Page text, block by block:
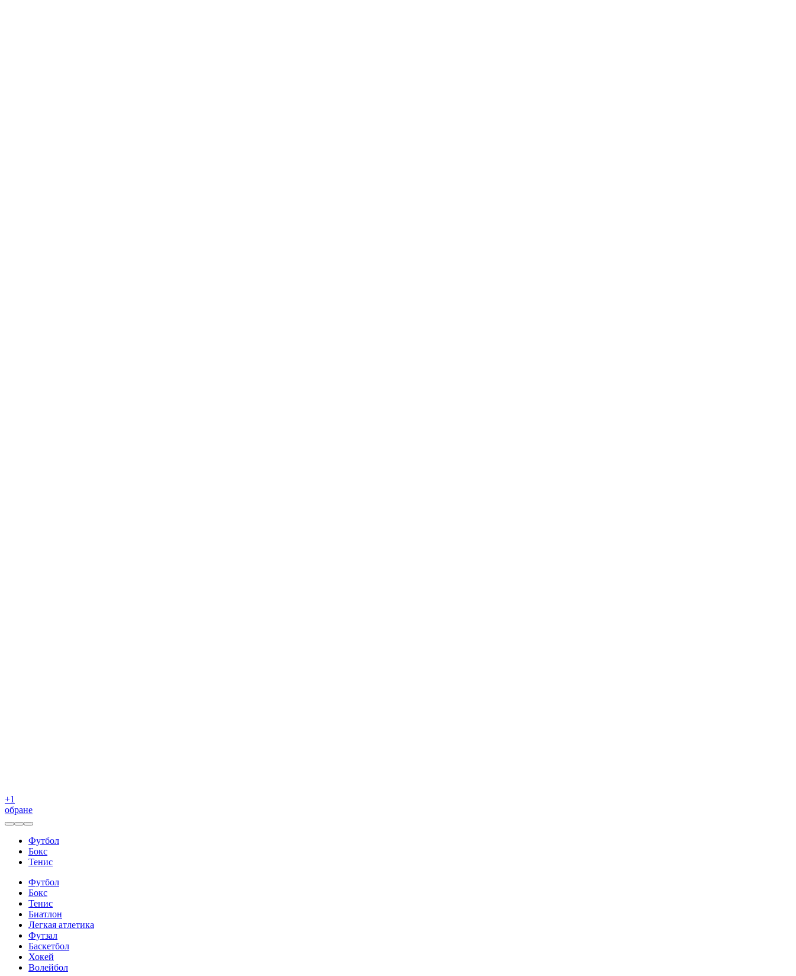
+1
обране
Футбол
Бокс
Тенис
Футбол
Бокс
Тенис
Биатлон
Легкая атлетика
Футзал
Баскетбол
Хокей
Волейбол